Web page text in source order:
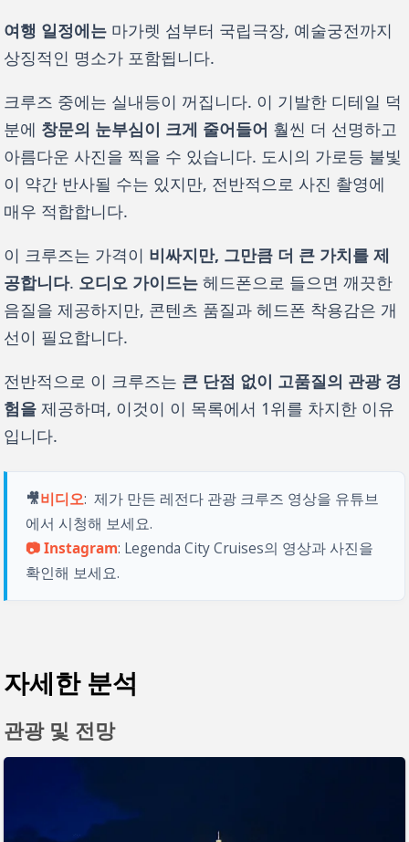
여행 일정에는 마가렛 섬부터 국립극장, 예술궁전까지
상징적인 명소가 포함됩니다.
크루즈 중에는 실내등이 꺼집니다. 이 기발한 디테일 덕
분에 창문의 눈부심이 크게 줄어들어 훨씬 더 선명하고
아름다운 사진을 찍을 수 있습니다. 도시의 가로등 불빛
이 약간 반사될 수는 있지만, 전반적으로 사진 촬영에
매우 적합합니다.
이 크루즈는 가격이 비싸지만, 그만큼 더 큰 가치를 제
공합니다. 오디오 가이드는 헤드폰으로 들으면 깨끗한
음질을 제공하지만, 콘텐츠 품질과 헤드폰 착용감은 개
선이 필요합니다.
전반적으로 이 크루즈는 큰 단점 없이 고품질의 관광 경
험을 제공하며, 이것이 이 목록에서 1위를 차지한 이유
입니다.
🎥비디오: 제가 만든 레전다 관광 크루즈 영상을 유튜브
에서 시청해 보세요.
📷 Instagram: Legenda City Cruises의 영상과 사진을
확인해 보세요.
자세한 분석
관광 및 전망